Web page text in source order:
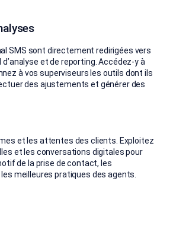
SMS sont directement redirigées vers
d’analyse et de reporting. Accédez-y à
à vos superviseurs les outils dont ils
des ajustements et générer des
et les attentes des clients. Exploitez
et les conversations digitales pour
de la prise de contact, les
meilleures pratiques des agents.